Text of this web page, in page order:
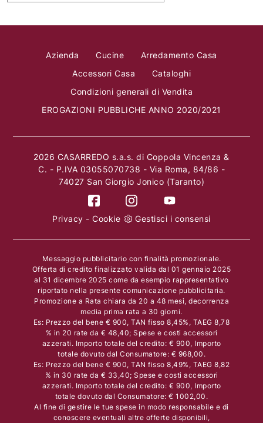
Azienda Cucine
Arredamento Casa
Accessori Casa
Cataloghi
Condizioni generali di Vendita
EROGAZIONI PUBBLICHE ANNO 2020/2021
2026 CASARREDO s.a.s. di Coppola Vincenza &
C. - P.IVA 03055070738 - Via Roma, 84/86 -
74027 San Giorgio Jonico (Taranto)
Privacy -Cookie Gestisci i consensi
Messaggio pubblicitario con finalità promozionale.
Offerta di credito finalizzato valida dal 01 gennaio 2025
al 31 dicembre 2025 come da esempio rappresentativo
riportato nella presente comunicazione pubblicitaria.
Promozione a Rata chiara da 20 a 48 mesi, decorrenza
media prima rata a 30 giorni.
Es: Prezzo del bene € 900, TAN fisso 8,45%, TAEG 8,78
% in 20 rate da € 48,40; Spese e costi accessori
azzerati. Importo totale del credito: € 900, Importo
totale dovuto dal Consumatore: € 968,00.
Es: Prezzo del bene € 900, TAN fisso 8,49%, TAEG 8,82
% in 30 rate da € 33,40; Spese e costi accessori
azzerati. Importo totale del credito: € 900, Importo
totale dovuto dal Consumatore: € 1002,00.
Al fine di gestire le tue spese in modo responsabile e di
conoscere eventuali altre offerte disponibili,